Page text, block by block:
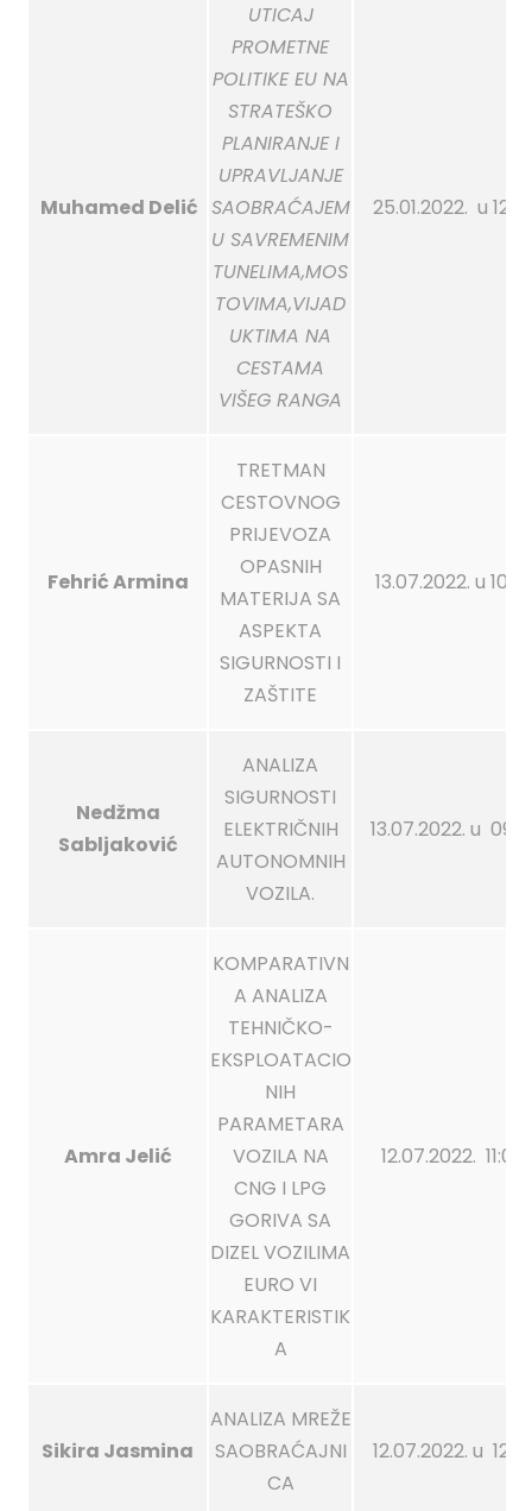
Muhamed Delić
UTICAJ
PROMETNE
POLITIKE EU NA
STRATEŠKO
PLANIRANJE I
UPRAVLJANJE
SAOBRAĆAJEM
U SAVREMENIM
TUNELIMA,MOS
TOVIMA,VIJAD
UKTIMA NA
CESTAMA
VIŠEG RANGA
25.01.2022. u
Fehrić Armina
TRETMAN
CESTOVNOG
PRIJEVOZA
OPASNIH
MATERIJA SA
ASPEKTA
SIGURNOSTI I
ZAŠTITE
13.07.2022. u
Nedžma
Sabljaković
ANALIZA
SIGURNOSTI
ELEKTRIČNIH
AUTONOMNIH
VOZILA.
13.07.2022. u
Amra Jelić
KOMPARATIVN
A ANALIZA
TEHNIČKO-
EKSPLOATACIO
NIH
PARAMETARA
VOZILA NA
CNG I LPG
GORIVA SA
DIZEL VOZILIMA
EURO VI
KARAKTERISTIK
A
12.07.2022. 11:00
Sikira Jasmina
ANALIZA MREŽE
SAOBRAĆAJNI
CA
12.07.2022. u